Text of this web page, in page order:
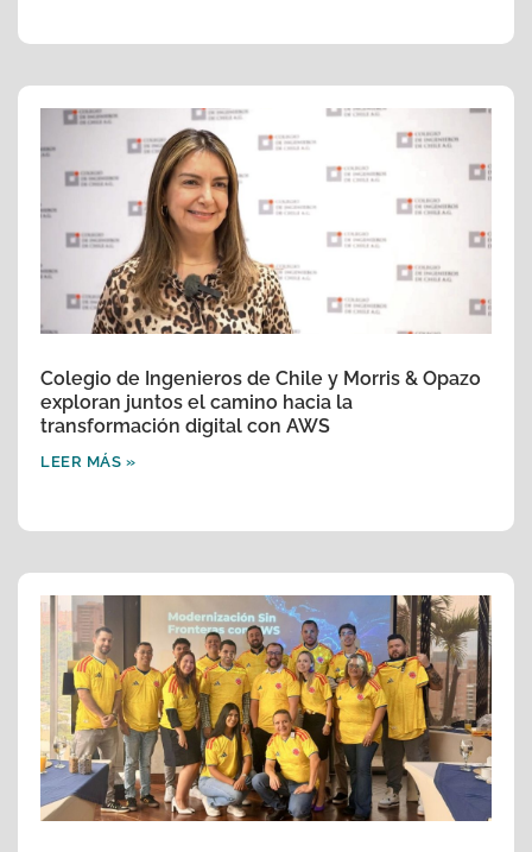
Colegio de Ingenieros de Chile y Morris & Opazo
exploran juntos el camino hacia la
transformación digital con AWS
LEER MÁS »